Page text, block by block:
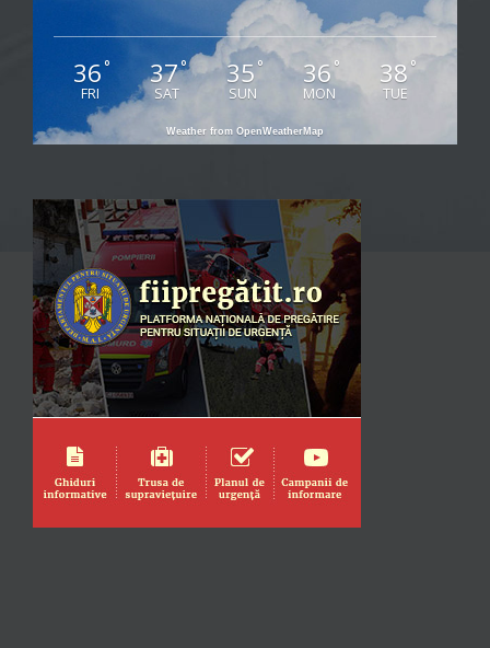
36°
FRI
37°
SAT
35°
SUN
36 °
MON
38 °
TUE
Weather from OpenWeatherMap